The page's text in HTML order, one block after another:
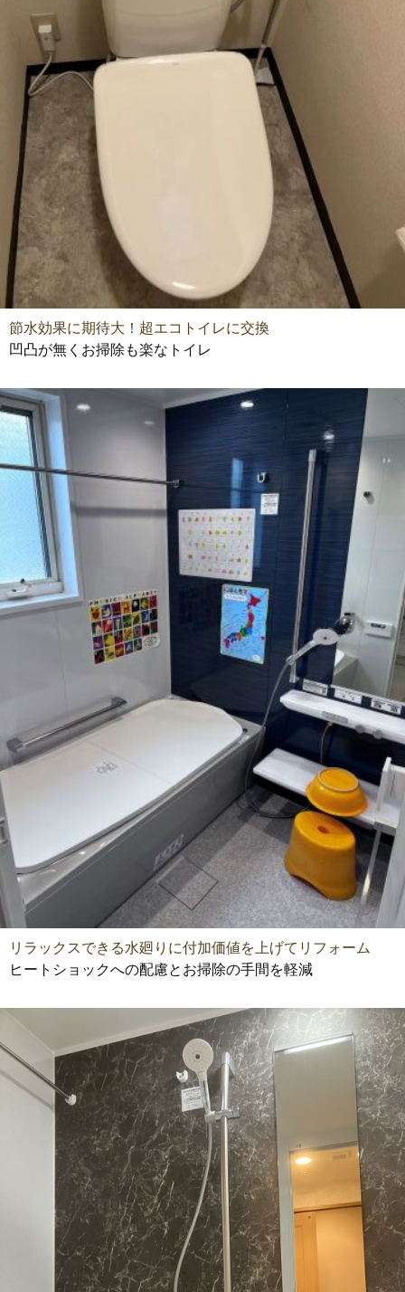
節水効果に期待大！超エコトイレに交換
凹凸が無くお掃除も楽なトイレ
リラックスできる水廻りに付加価値を上げてリフォーム
ヒートショックへの配慮とお掃除の手間を軽減